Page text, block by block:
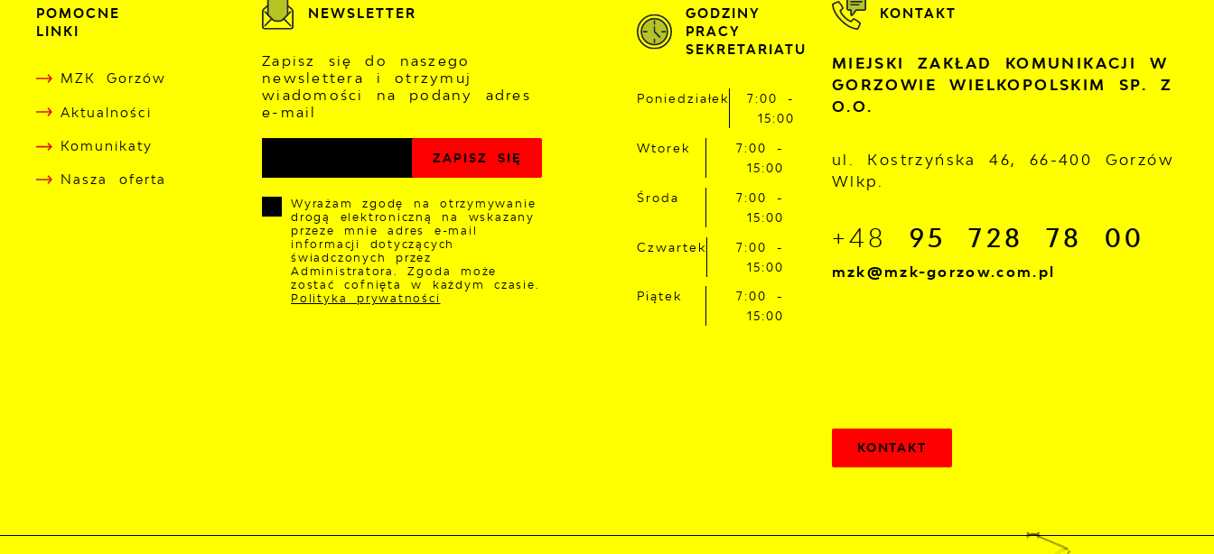
POMOCNE
LINKI
MZK Gorzów
Aktualności
Komunikaty
Nasza oferta
NEWSLETTER
Zapisz się do naszego
newslettera i otrzymuj
wiadomości na podany adres
e-mail
Wyrażam zgodę na otrzymywanie
drogą elektroniczną na wskazany
przeze mnie adres e-mail
informacji dotyczących
świadczonych przez
Administratora. Zgoda może
zostać cofnięta w każdym czasie.
Polityka prywatności
GODZINY
PRACY
SEKRETARIATU
Poniedziałek
7:00 -
15:00
Wtorek
7:00 -
15:00
Środa
7:00 -
15:00
Czwartek
7:00 -
15:00
Piątek
7:00 -
15:00
KONTAKT
MIEJSKI ZAKŁAD KOMUNIKACJI W
GORZOWIE WIELKOPOLSKIM SP. Z
O.O.
ul. Kostrzyńska 46, 66-400 Gorzów
Wlkp.
+48 95 728 78 00
mzk@mzk-gorzow.com.pl
KONTAKT